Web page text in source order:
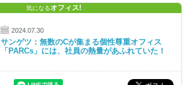
気になるオフィス!
2024.07.30
サンゲツ：無数のCが集まる個性尊重オフィス
「PARCs」には、社員の熱量があふれていた！